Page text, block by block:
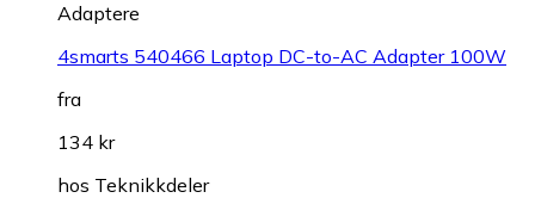
Adaptere
4smarts 540466 Laptop DC-to-AC Adapter 100W
fra
134 kr
hos Teknikkdeler